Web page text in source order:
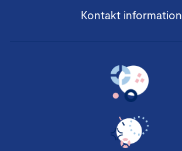
Kontakt information